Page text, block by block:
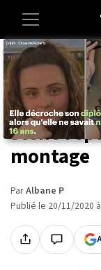
Accueil
Koh
du
scène
montage
ParAlbane P
Publié le 20/11/2020